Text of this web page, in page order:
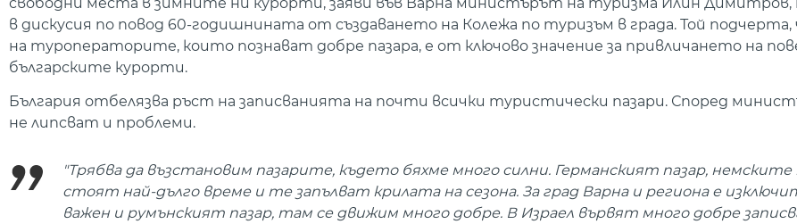
в дискусия по повод 60-годишнината от създаването на Колежа по туризъм в града. Той
на туроператорите, които познават добре пазара, е от ключово значение за привличането на
българските курорти.
България отбелязва ръст на записванията на почти всички туристически пазари. Според
не липсват и проблеми.
"Трябва да възстановим пазарите, където бяхме много силни. Германският пазар,
стоят най-дълго време и те запълват крилата на сезона. За град Варна и региона е
важен и румънският пазар, там се движим много добре. В Израел вървят много добре